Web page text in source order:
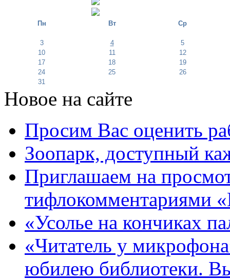
Пн Вт Ср
3 4
5
10
11
12
17
18
19
24
25
26
31
Новое на сайте
Просим Вас оценить
Зоопарк, доступный
Приглашаем на
тифлокомментариями
«Усолье на кончиках
«Читатель у
юбилею библиотеки.